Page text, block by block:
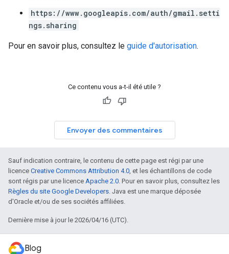
https://www.googleapis.com/auth/gmail.setti
ngs.sharing
Pour en savoir plus, consultez le guide d'autorisation.
Ce contenu vous a-t-il été utile ?
Envoyer des commentaires
Sauf indication contraire, le contenu de cette page est régi par une
licence Creative Commons Attribution 4.0, et les échantillons de code
sont régis par une licence Apache 2.0. Pour en savoir plus, consultez les
Règles du site Google Developers. Java est une marque déposée
d'Oracle et/ou de ses sociétés affiliées.
Dernière mise à jour le 2026/04/16 (UTC).
Blog